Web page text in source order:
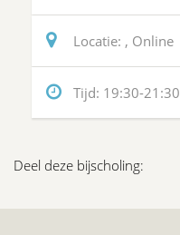
Locatie: , Online
Tijd: 19:30-21:30
Deel deze bijscholing: